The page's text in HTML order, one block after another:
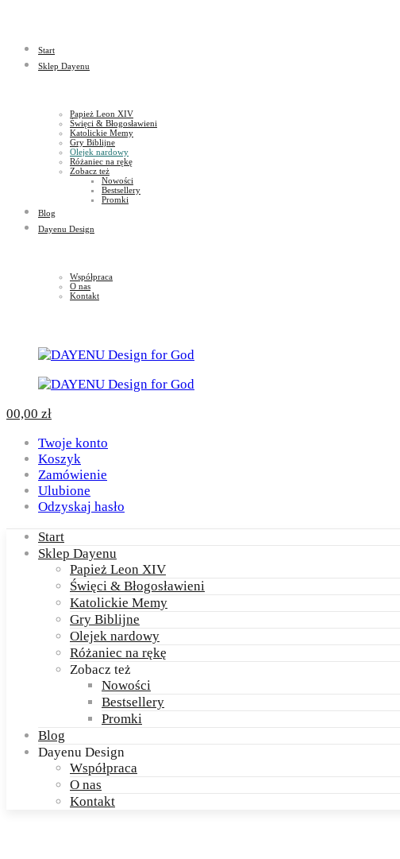
God
Start
Sklep Dayenu
Papież Leon XIV
Święci & Błogosławieni
Katolickie Memy
Gry Biblijne
Olejek nardowy
Różaniec na rękę
Zobacz też
Nowości
Bestsellery
Promki
Blog
Dayenu Design
Współpraca
O nas
Kontakt
00,00 zł
Twoje konto
Koszyk
Zamówienie
Ulubione
Odzyskaj hasło
Start
Sklep Dayenu
Papież Leon XIV
Święci & Błogosławieni
Katolickie Memy
Gry Biblijne
Olejek nardowy
Różaniec na rękę
Zobacz też
Nowości
Bestsellery
Promki
Blog
Dayenu Design
Współpraca
O nas
Kontakt